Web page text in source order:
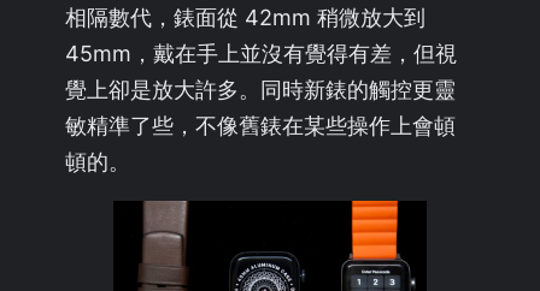
相隔數代，錶面從 42mm 稍微放大到
45mm，戴在手上並沒有覺得有差，但視
覺上卻是放大許多。同時新錶的觸控更靈
敏精準了些，不像舊錶在某些操作上會頓
頓的。